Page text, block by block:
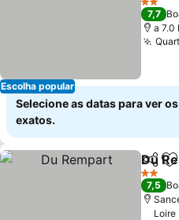
Escolha popular
2 Estrelas
7,7
a 7.0
Selecione as datas para ver
exatos.
Du
2 Estrelas
7,5
Loire